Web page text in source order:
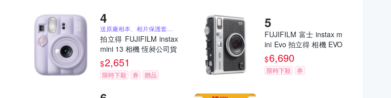
送原廠相本、相片保護套、原廠束口袋
拍立得 FUJIFILM instax
mini 13 相機 恆昶公司貨
$2,651
限時下殺 券 贈品
FUJIFILM 富士 instax m
ini Evo 拍立得 相機 EVO
公司貨
$6,690
限時下殺 券